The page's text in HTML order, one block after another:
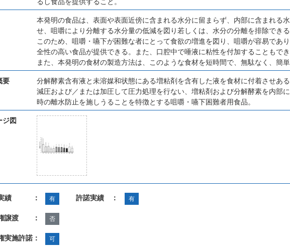
本発明の食品は、表面や表面近傍に含まれる水分に留まらず、内部に含まれる
せ、咀嚼により分離する水分量の低減を図り若しくは、水分の分離を排除できる
このため、咀嚼・嚥下が困難な者にとって食欲の増進を図り、咀嚼が容易であ
全性の高い食品が提供できる。また、口腔中で唾液に粘性を付加することもでき
また、本発明の食材の製造方法は、このような食材を短時間で、無駄なく、簡
要
分解酵素含有液と未溶媒和状態にある増粘剤を含有した液を食材に付着させあ
減圧および／または加圧して圧力処理を行ない、増粘剤および分解酵素を内部
時の離水防止を施しうることを特徴とする咀嚼・嚥下困難者用食品。
ジ図
実績 ： 有 許諾実績 ： 有
譲渡 ： 否
実施許諾： 可